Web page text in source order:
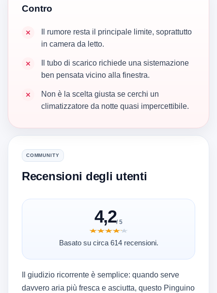
Contro
Il rumore resta il principale limite, soprattutto
in camera da letto.
Il tubo di scarico richiede una sistemazione
ben pensata vicino alla finestra.
Non è la scelta giusta se cerchi un
climatizzatore da notte quasi impercettibile.
COMMUNITY
Recensioni degli utenti
Il giudizio ricorrente è semplice: quando serve
davvero aria più fresca e asciutta, questo Pinguino
4,2/ 5
★★★★★
★★★★★
Basato su circa 614 recensioni.